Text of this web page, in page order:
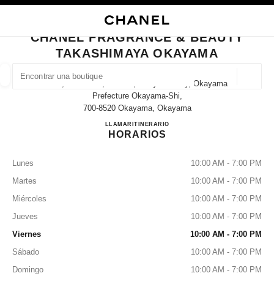
BUSCAR UNA BOUTIQUE
las sugerencias se muestran debajo de esta barra de búsqueda
0 Sugerencias disponibles
CERRAR TARJETA DE BOUTIQUE CHANEL FRAGRANCE & BEAUTY
CHANEL FRAGRANCE & BEAUTY
TAKASHIMAYA OKAYAMA
6-40, Honmachi, Kita-Ku, Okayama City, Okayama
Prefecture Okayama-Shi,
700-8520 Okayama, Okayama
LLAMAR086-232-4591
ITINERARIOCHANEL FRAGRANCE &
HORARIOS
Lunes
10:00 AM - 7:00 PM
Martes
10:00 AM - 7:00 PM
Miércoles
10:00 AM - 7:00 PM
Jueves
10:00 AM - 7:00 PM
Viernes
10:00 AM - 7:00 PM
Sábado
10:00 AM - 7:00 PM
Domingo
10:00 AM - 7:00 PM
resultado de los filtros por: RELOJERÍA Y JOYERÍA